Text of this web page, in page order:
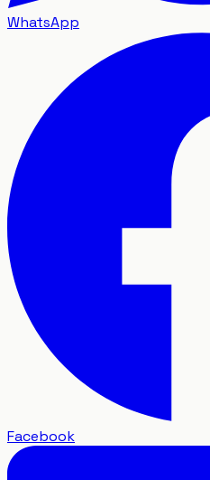
WhatsApp
Facebook